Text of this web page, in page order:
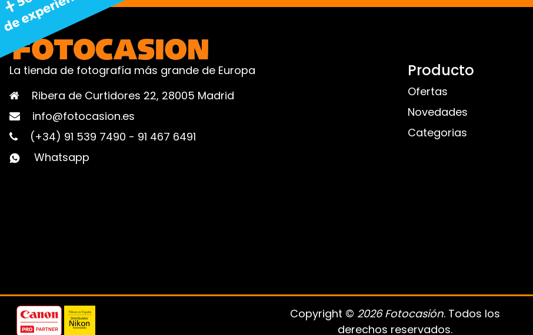
La tienda de fotografía más grande de Europa
Ribera de Curtidores 22, 28005 Madrid
info@fotocasion.es
(+34) 91 539 7490 - 91 467 6491
Whatsapp
Producto
Ofertas
Novedades
Categorias
Copyright © 2026 Fotocasión. Todos los
derechos reservados.